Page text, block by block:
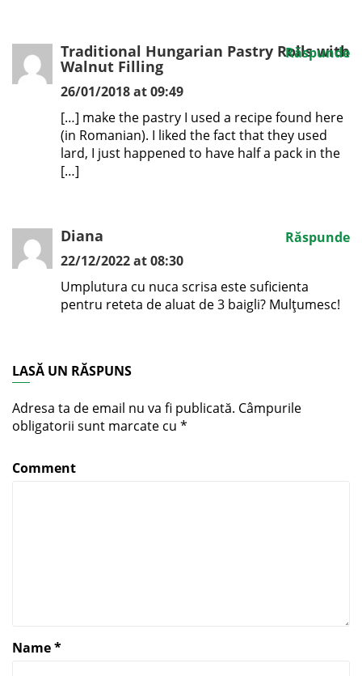
Traditional Hungarian Pastry Rolls with
Walnut Filling
26/01/2018 at 09:49
[…] make the pastry I used a recipe found here
(in Romanian). I liked the fact that they used
lard, I just happened to have half a pack in the
[…]
Răspunde
Diana
22/12/2022 at 08:30
Umplutura cu nuca scrisa este suficienta
pentru reteta de aluat de 3 baigli? Mulțumesc!
Răspunde
LASĂ UN RĂSPUNS
Adresa ta de email nu va fi publicată. Câmpurile
obligatorii sunt marcate cu *
Comment
Name*